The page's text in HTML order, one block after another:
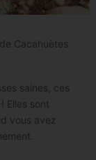
Cacahuètes
saines, ces
Elles sont
vous avez